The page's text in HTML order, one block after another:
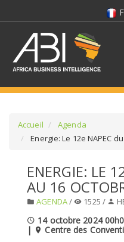
SÉLECTIONNEZ UN DOSSIER
SELECTIONNEZ UNE SECTION
Accueil
Agenda
Energie: Le 12e NAPEC
ENERGIE: LE
AU 16
AGENDA/ 1525 /
14 octobre 2024
|
Centre des